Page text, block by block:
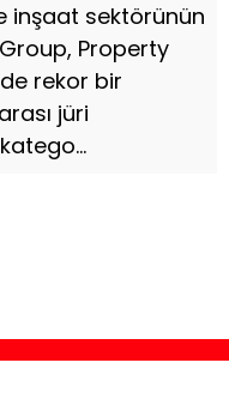
inşaat sektörünün
Property
rekor bir
jüri